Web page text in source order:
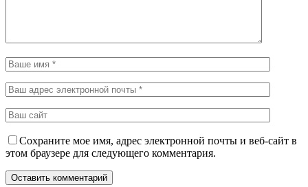
Сохраните мое имя, адрес электронной почты и веб-сайт в
этом браузере для следующего комментария.